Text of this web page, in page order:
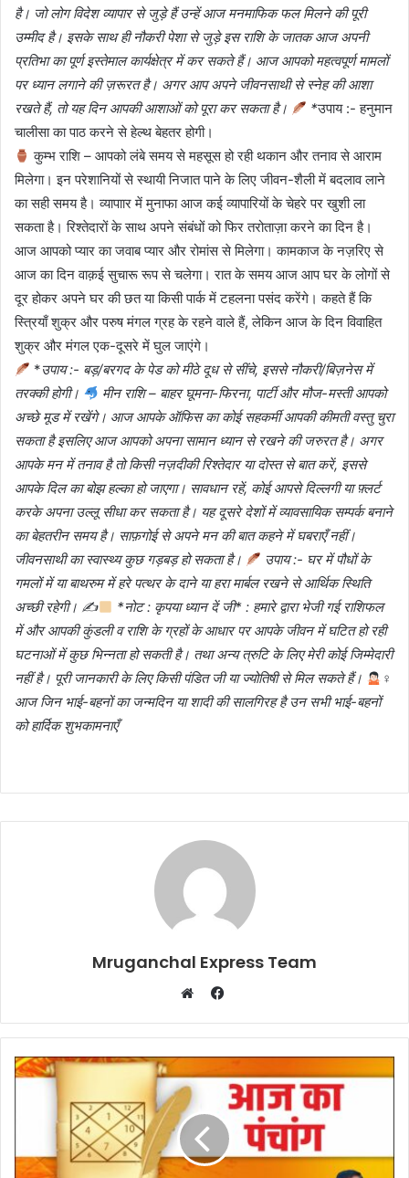
है। जो लोग विदेश व्यापार से जुड़े हैं उन्हें आज मनमाफिक फल मिलने की पूरी
उम्मीद है। इसके साथ ही नौकरी पेशा से जुड़े इस राशि के जातक आज अपनी
प्रतिभा का पूर्ण इस्तेमाल कार्यक्षेत्र में कर सकते हैं। आज आपको महत्वपूर्ण मामलों
पर ध्यान लगाने की ज़रूरत है। अगर आप अपने जीवनसाथी से स्नेह की आशा
रखते हैं, तो यह दिन आपकी आशाओं को पूरा कर सकता है।
*उपाय :- हनुमान
चालीसा का पाठ करने से हेल्थ बेहतर होगी।
कुम्भ राशि – आपको लंबे समय से महसूस हो रही थकान और तनाव से आराम
मिलेगा। इन परेशानियों से स्थायी निजात पाने के लिए जीवन-शैली में बदलाव लाने
का सही समय है। व्यापाार में मुनाफा आज कई व्यापारियों के चेहरे पर खुशी ला
सकता है। रिश्तेदारों के साथ अपने संबंधों को फिर तरोताज़ा करने का दिन है।
आज आपको प्यार का जवाब प्यार और रोमांस से मिलेगा। कामकाज के नज़रिए से
आज का दिन वाक़ई सुचारू रूप से चलेगा। रात के समय आज आप घर के लोगों से
दूर होकर अपने घर की छत या किसी पार्क में टहलना पसंद करेंगे। कहते हैं कि
स्त्रियाँ शुक्र और परुष मंगल ग्रह के रहने वाले हैं, लेकिन आज के दिन विवाहित
शुक्र और मंगल एक-दूसरे में घुल जाएंगे।
*उपाय :- बड़/बरगद के पेड को मीठे दूध से सींचे, इससे नौकरी/बिज़नेस में
तरक्की होगी।
मीन राशि – बाहर घूमना-फिरना, पार्टी और मौज-मस्ती आपको
अच्छे मूड में रखेंगे। आज आपके ऑफिस का कोई सहकर्मी आपकी कीमती वस्तु चुरा
सकता है इसलिए आज आपको अपना सामान ध्यान से रखने की जरुरत है। अगर
आपके मन में तनाव है तो किसी नज़दीकी रिश्तेदार या दोस्त से बात करें, इससे
आपके दिल का बोझ हल्का हो जाएगा। सावधान रहें, कोई आपसे दिल्लगी या फ़्लर्ट
करके अपना उल्लू सीधा कर सकता है। यह दूसरे देशों में व्यावसायिक सम्पर्क बनाने
का बेहतरीन समय है। साफ़गोई से अपने मन की बात कहने में घबराएँ नहीं।
जीवनसाथी का स्वास्थ्य कुछ गड़बड़ हो सकता है।
उपाय :- घर में पौधों के
गमलों में या बाथरुम में हरे पत्थर के दाने या हरा मार्बल रखने से आर्थिक स्थिति
अच्छी रहेगी। ✍
*नोट : कृपया ध्यान दें जी* : हमारे द्वारा भेजी गई राशिफल
में और आपकी कुंडली व राशि के ग्रहों के आधार पर आपके जीवन में घटित हो रही
घटनाओं में कुछ भिन्नता हो सकती है। तथा अन्य त्रुटि के लिए मेरी कोई जिम्मेदारी
नहीं है। पूरी जानकारी के लिए किसी पंडित जी या ज्योतिषी से मिल सकते हैं।
‍♀
आज जिन भाई-बहनों का जन्मदिन या शादी की सालगिरह है उन सभी भाई-बहनों
को हार्दिक शुभकामनाएँ
Mruganchal Express Team
Facebook